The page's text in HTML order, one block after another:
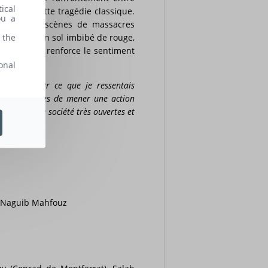
balaie cette tragédie classique.
des scènes de massacres
sur un sol imbibé de rouge,
qui renforce le sentiment
à exprimer ce que je ressentais
arabes de mener une action
et une société très ouvertes et
Naguib Mahfouz
a